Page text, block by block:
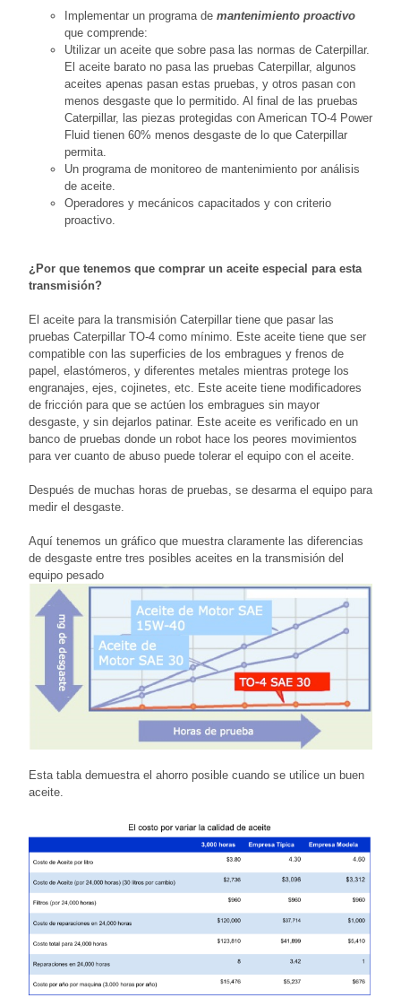
Implementar un programa de mantenimiento proactivo
que comprende:
Utilizar un aceite que sobre pasa las normas de Caterpillar.
El aceite barato no pasa las pruebas Caterpillar, algunos
aceites apenas pasan estas pruebas, y otros pasan con
menos desgaste que lo permitido. Al final de las pruebas
Caterpillar, las piezas protegidas con American TO-4 Power
Fluid tienen 60% menos desgaste de lo que Caterpillar
permita.
Un programa de monitoreo de mantenimiento por análisis
de aceite.
Operadores y mecánicos capacitados y con criterio
proactivo.
¿Por que tenemos que comprar un aceite especial para esta
transmisión?
El aceite para la transmisión Caterpillar tiene que pasar las
pruebas Caterpillar TO-4 como mínimo. Este aceite tiene que ser
compatible con las superficies de los embragues y frenos de
papel, elastómeros, y diferentes metales mientras protege los
engranajes, ejes, cojinetes, etc. Este aceite tiene modificadores
de fricción para que se actúen los embragues sin mayor
desgaste, y sin dejarlos patinar. Este aceite es verificado en un
banco de pruebas donde un robot hace los peores movimientos
para ver cuanto de abuso puede tolerar el equipo con el aceite.
Después de muchas horas de pruebas, se desarma el equipo para
medir el desgaste.
Aquí tenemos un gráfico que muestra claramente las diferencias
de desgaste entre tres posibles aceites en la transmisión del
equipo pesado
Esta tabla demuestra el ahorro posible cuando se utilice un buen
aceite.